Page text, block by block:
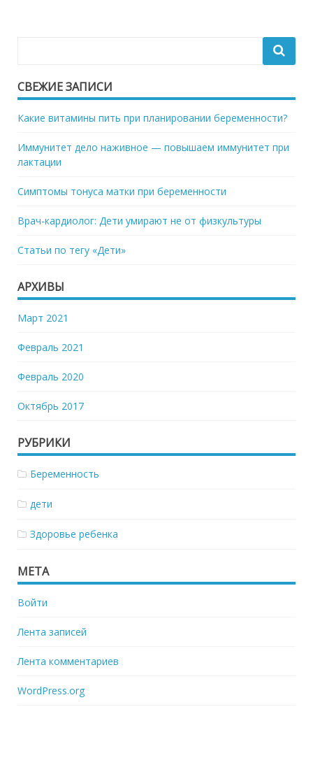
СВЕЖИЕ ЗАПИСИ
Какие витамины пить при планировании беременности?
Иммунитет дело наживное — повышаем иммунитет при
лактации
Симптомы тонуса матки при беременности
Врач-кардиолог: Дети умирают не от физкультуры
Статьи по тегу «Дети»
АРХИВЫ
Март 2021
Февраль 2021
Февраль 2020
Октябрь 2017
РУБРИКИ
Беременность
дети
Здоровье ребенка
МЕТА
Войти
Лента записей
Лента комментариев
WordPress.org